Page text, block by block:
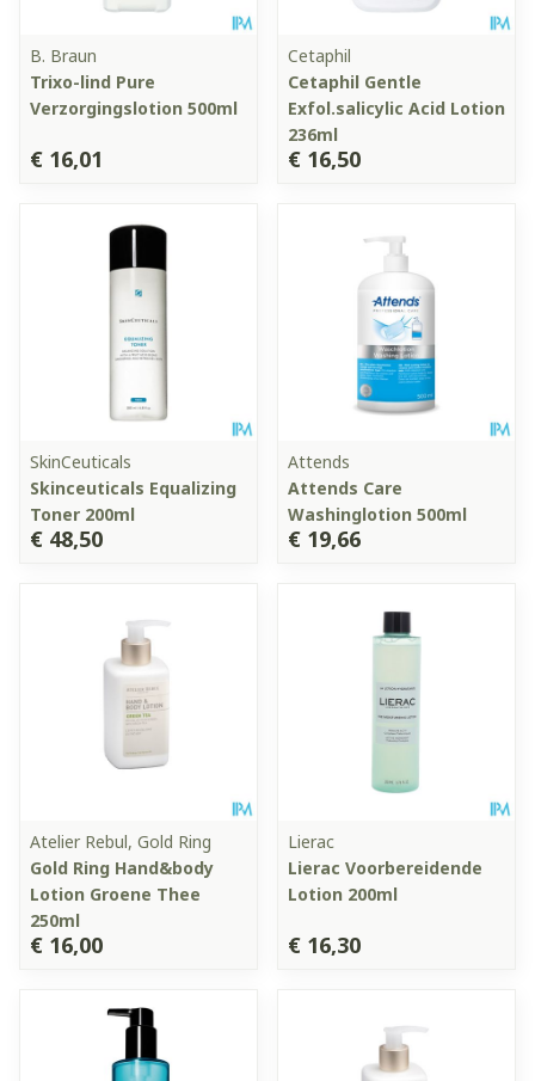
B. Braun
Trixo-lind Pure
Verzorgingslotion 500ml
€ 16,01
Cetaphil
Cetaphil Gentle
Exfol.salicylic Acid Lotion
236ml
€ 16,50
SkinCeuticals
Skinceuticals Equalizing
Toner 200ml
€ 48,50
Attends
Attends Care
Washinglotion 500ml
€ 19,66
Atelier Rebul, Gold Ring
Gold Ring Hand&body
Lotion Groene Thee
250ml
€ 16,00
Lierac
Lierac Voorbereidende
Lotion 200ml
€ 16,30